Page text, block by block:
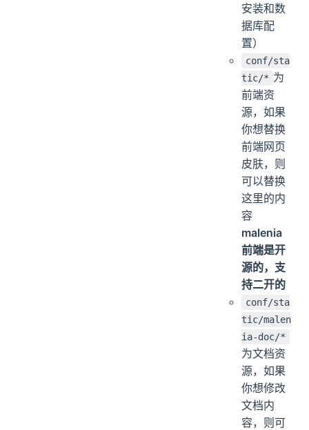
安装和数
据库配
置）
conf/sta
tic/* 为
前端资
源，如果
你想替换
前端网页
皮肤，则
可以替换
这里的内
容
malenia
前端是开
源的，支
持二开的
conf/sta
tic/malen
ia-doc/*
为文档资
源，如果
你想修改
文档内
容，则可